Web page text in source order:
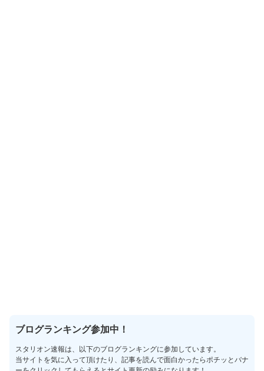
ブログランキング参加中！
スタリオン速報は、以下のブログランキングに参加しています。
当サイトを気に入って頂けたり、記事を読んで面白かったらポチッとバナ